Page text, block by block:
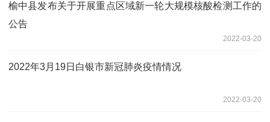
榆中县发布关于开展重点区域新一轮大规模核酸检测工作的
公告
2022-03-20
2022年3月19日白银市新冠肺炎疫情情况
2022-03-20